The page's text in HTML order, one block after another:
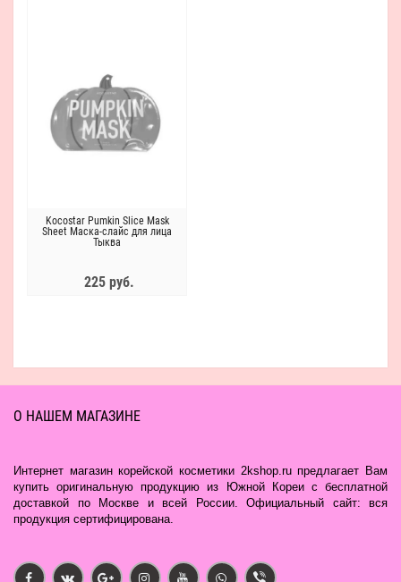
Kocostar Pumkin Slice Mask
Sheet Маска-слайс для лица
Тыква
225 руб.
О НАШЕМ МАГАЗИНЕ
Интернет магазин корейской косметики 2kshop.ru предлагает Вам
купить оригинальную продукцию из Южной Кореи с бесплатной
доставкой по Москве и всей России. Официальный сайт: вся
продукция сертифицирована.